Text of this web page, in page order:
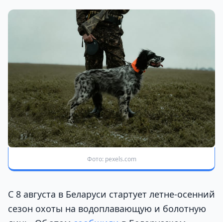
Фото: pexels.com
С 8 августа в Беларуси стартует летне-осенний
сезон охоты на водоплавающую и болотную